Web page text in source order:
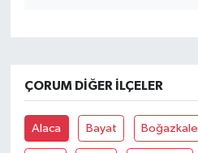
ÇORUM DIĞER İLÇELER
Alaca Bayat Boğazkale